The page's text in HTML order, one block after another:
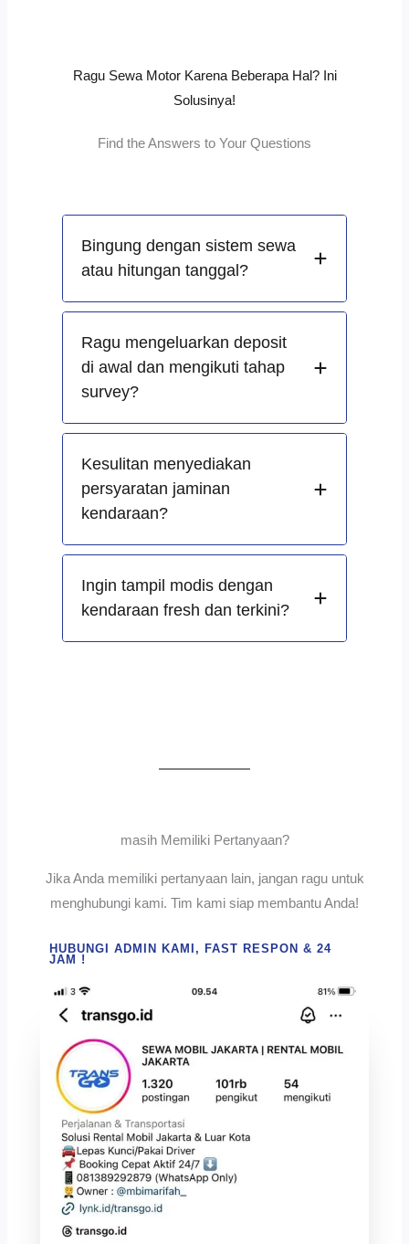
Ragu Sewa Motor Karena Beberapa Hal? Ini
Solusinya!
Find the Answers to Your Questions
Bingung dengan sistem sewa
atau hitungan tanggal?
Ragu mengeluarkan deposit
di awal dan mengikuti tahap
survey?
Kesulitan menyediakan
persyaratan jaminan
kendaraan?
Ingin tampil modis dengan
kendaraan fresh dan terkini?
masih Memiliki Pertanyaan?
Jika Anda memiliki pertanyaan lain, jangan ragu untuk
menghubungi kami. Tim kami siap membantu Anda!
HUBUNGI ADMIN KAMI, FAST RESPON & 24
JAM !